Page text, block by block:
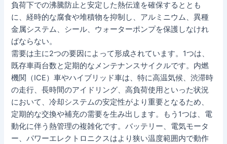
負荷下での沸騰防止と安定した熱伝達を確保するととも
に、経時的な腐食や堆積物を抑制し、アルミニウム、異種
金属システム、シール、ウォーターポンプを保護しなけれ
ばならない。
需要は主に2つの要因によって形成されています。1つは、
既存車両台数と定期的なメンテナンスサイクルです。内燃
機関（ICE）車やハイブリッド車は、特に高温気候、渋滞時
の走行、長時間のアイドリング、高負荷使用といった状況
において、冷却システムの安定性がより重要となるため、
定期的な交換や補充の需要を生み出します。もう1つは、電
動化に伴う熱管理の複雑化です。バッテリー、電気モータ
ー、パワーエレクトロニクスはより狭い温度範囲内で動作